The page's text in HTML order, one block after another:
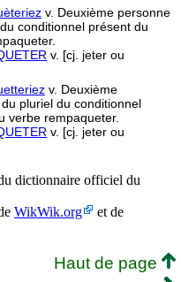
v. Deuxième personne
conditionnel présent du
v. [cj. jeter ou
v. Deuxième
pluriel du conditionnel
verbe rempaqueter.
v. [cj. jeter ou
dictionnaire officiel du
WikWik.org
et de
Haut de page